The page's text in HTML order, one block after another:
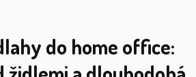
do home office: